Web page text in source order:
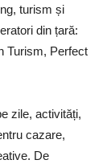
turism și
din țară:
Turism, Perfect
zile, activități,
cazare,
De